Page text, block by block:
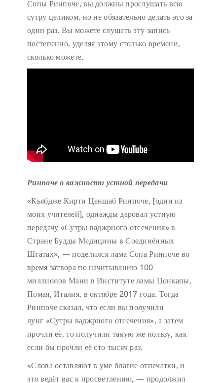
Сопы Ринпоче, вы должны прослушать всю
сутру целиком, но не обязательно делать это за
один раз. Вы можете слушать эту запись
постепенно, уделяя этому столько времени,
сколько можете.
Ринпоче о важности устной передачи
«Кьябдже Кирти Ценшаб Ринпоче, [один из
моих учителей], однажды даровал устную
передачу «Сутры ваджрного отсечения» в
Стране Будды Медицины в Соединённых
Штатах», — поделился лама Сопа Ринпоче во
время затвора по начитыванию 100
миллионов Мани в Институте ламы Цонкапы,
Помая, Италия, в октябре 2017 года. Тогда
Ринпоче сказал, что если вы получили
лунг «Сутры ваджрного отсечения», а затем
прочли её, то получили такую же пользу, как
если бы прочли её сто тысяч раз.
«Слова оставляют в уме благие отпечатки, и
это ведёт вас к просветлению, — продолжил